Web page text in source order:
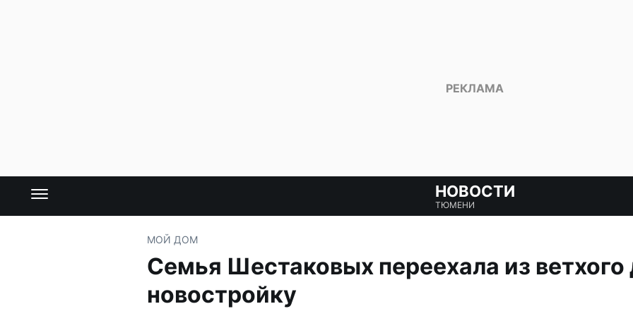
НОВОСТИ
ТЮМЕНИ
МОЙ ДОМ
Семья Шестаковых переехала из ветхого
новостройку